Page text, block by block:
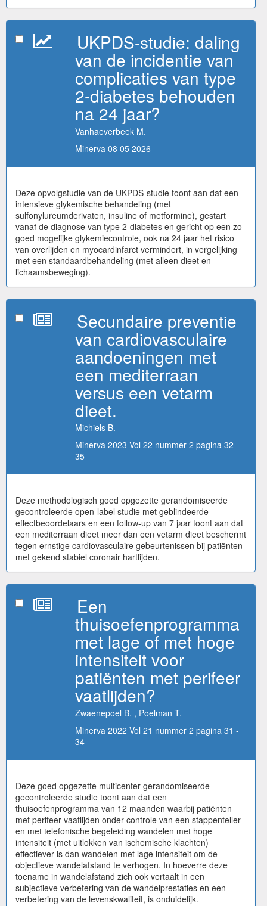
UKPDS-studie: daling
van de incidentie van
complicaties van type
2-diabetes behouden
na 24 jaar?
Vanhaeverbeek M.
Minerva 08 05 2026
Deze opvolgstudie van de UKPDS-studie toont aan dat een
intensieve glykemische behandeling (met
sulfonylureumderivaten, insuline of metformine), gestart
vanaf de diagnose van type 2-diabetes en gericht op een zo
goed mogelijke glykemiecontrole, ook na 24 jaar het risico
van overlijden en myocardinfarct vermindert, in vergelijking
met een standaardbehandeling (met alleen dieet en
lichaamsbeweging).
Secundaire preventie
van cardiovasculaire
aandoeningen met
een mediterraan
versus een vetarm
dieet.
Michiels B.
Minerva 2023 Vol 22 nummer 2 pagina 32 -
35
Deze methodologisch goed opgezette gerandomiseerde
gecontroleerde open-label studie met geblindeerde
effectbeoordelaars en een follow-up van 7 jaar toont aan dat
een mediterraan dieet meer dan een vetarm dieet beschermt
tegen ernstige cardiovasculaire gebeurtenissen bij patiënten
met gekend stabiel coronair hartlijden.
Een
thuisoefenprogramma
met lage of met hoge
intensiteit voor
patiënten met perifeer
vaatlijden?
Zwaenepoel B. , Poelman T.
Minerva 2022 Vol 21 nummer 2 pagina 31 -
34
Deze goed opgezette multicenter gerandomiseerde
gecontroleerde studie toont aan dat een
thuisoefenprogramma van 12 maanden waarbij patiënten
met perifeer vaatlijden onder controle van een stappenteller
en met telefonische begeleiding wandelen met hoge
intensiteit (met uitlokken van ischemische klachten)
effectiever is dan wandelen met lage intensiteit om de
objectieve wandelafstand te verhogen. In hoeverre deze
toename in wandelafstand zich ook vertaalt in een
subjectieve verbetering van de wandelprestaties en een
verbetering van de levenskwaliteit, is onduidelijk.